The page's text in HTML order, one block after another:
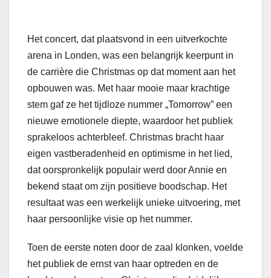
Het concert, dat plaatsvond in een uitverkochte
arena in Londen, was een belangrijk keerpunt in
de carrière die Christmas op dat moment aan het
opbouwen was. Met haar mooie maar krachtige
stem gaf ze het tijdloze nummer „Tomorrow” een
nieuwe emotionele diepte, waardoor het publiek
sprakeloos achterbleef. Christmas bracht haar
eigen vastberadenheid en optimisme in het lied,
dat oorspronkelijk populair werd door Annie en
bekend staat om zijn positieve boodschap. Het
resultaat was een werkelijk unieke uitvoering, met
haar persoonlijke visie op het nummer.
Toen de eerste noten door de zaal klonken, voelde
het publiek de ernst van haar optreden en de